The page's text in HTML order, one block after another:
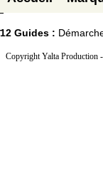
12 Guides :
Copyright Yalta Production